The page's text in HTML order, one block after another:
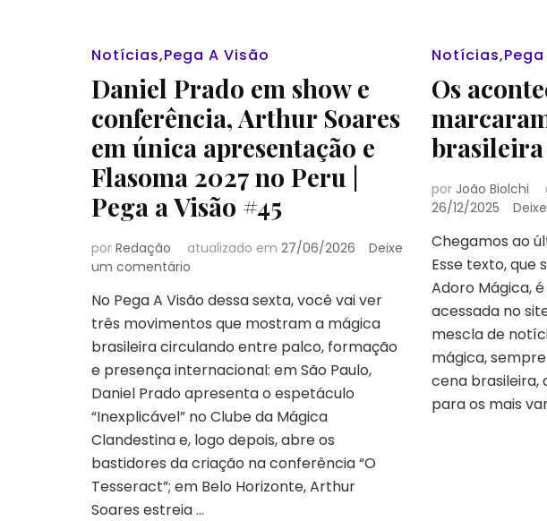
Notícias,Pega A Visão
Daniel Prado em show e
conferência, Arthur Soares
em única apresentação e
Flasoma 2027 no Peru |
Pega a Visão #45
por Redação atualizado em 27/06/2026
Deixe
um comentário
Prado
em
show
conferência,
Arthur
Soares
em
única
apresentação
e
Flasoma
No Pega A Visão dessa sexta, você vai ver
três movimentos que mostram a mágica
brasileira circulando entre palco, formação
e presença internacional: em São Paulo,
Daniel Prado apresenta o espetáculo
“Inexplicável” no Clube da Mágica
Clandestina e, logo depois, abre os
bastidores da criação na conferência “O
Tesseract”; em Belo Horizonte, Arthur
Soares estreia …
Notícias,
Os
brasileira
por João Biolchi
26/12/2025
Chegamos ao
Esse texto, que
Adoro Mágica,
acessada no
mescla de
mágica,
cena brasileira,
para os mais